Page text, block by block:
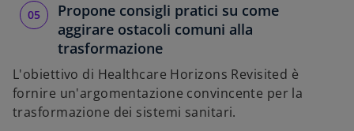
Propone consigli pratici su come
aggirare ostacoli comuni alla
trasformazione
L'obiettivo di Healthcare Horizons Revisited è
fornire un'argomentazione convincente per la
trasformazione dei sistemi sanitari.